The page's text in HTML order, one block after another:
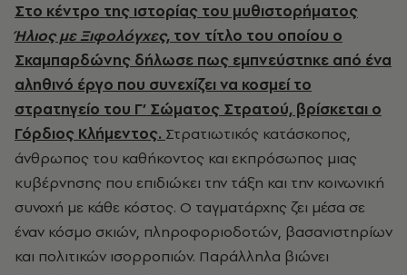
Στο κέντρο της ιστορίας του μυθιστορήματος
Ήλιος με Ξιφολόγχες, τον τίτλο του οποίου ο
Σκαμπαρδώνης δήλωσε πως εμπνεύστηκε από ένα
αληθινό έργο που συνεχίζει να κοσμεί το
στρατηγείο του Γ’ Σώματος Στρατού, βρίσκεται ο
Γόρδιος Κλήμεντος. Στρατιωτικός κατάσκοπος,
άνθρωπος του καθήκοντος και εκπρόσωπος μιας
κυβέρνησης που επιδιώκει την τάξη και την κοινωνική
συνοχή με κάθε κόστος. Ο ταγματάρχης ζει μέσα σε
έναν κόσμο σκιών, πληροφοριοδοτών, βασανιστηρίων
και πολιτικών ισορροπιών. Παράλληλα βιώνει